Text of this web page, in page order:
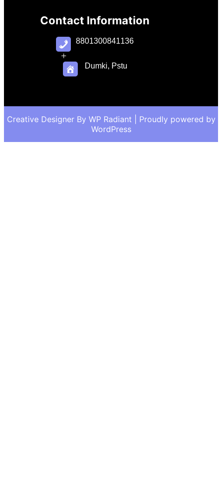
Contact Information
+
8801300841136
Dumki, Pstu
Creative Designer By WP Radiant | Proudly powered by
WordPress